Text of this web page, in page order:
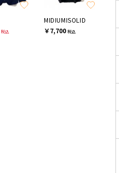
税込
MIDIUMISOLID
￥7,700 税込